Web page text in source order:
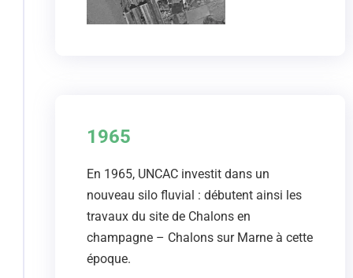
1965
En 1965, UNCAC investit dans un
nouveau silo fluvial : débutent ainsi les
travaux du site de Chalons en
champagne – Chalons sur Marne à cette
époque.